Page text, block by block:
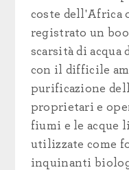
coste dell'Africa
registrato un
scarsità di acqua
con il difficile
purificazione
proprietari e
fiumi e le acque
utilizzate come
inquinanti